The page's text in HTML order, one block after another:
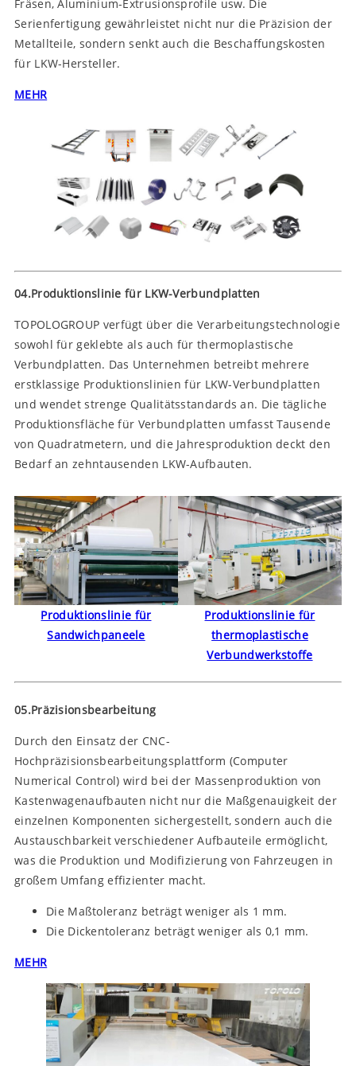
Fräsen, Aluminium-Extrusionsprofile usw. Die
Serienfertigung gewährleistet nicht nur die Präzision der
Metallteile, sondern senkt auch die Beschaffungskosten
für LKW-Hersteller.
MEHR
04.Produktionslinie für LKW-Verbundplatten
TOPOLOGROUP verfügt über die Verarbeitungstechnologie
sowohl für geklebte als auch für thermoplastische
Verbundplatten. Das Unternehmen betreibt mehrere
erstklassige Produktionslinien für LKW-Verbundplatten
und wendet strenge Qualitätsstandards an. Die tägliche
Produktionsfläche für Verbundplatten umfasst Tausende
von Quadratmetern, und die Jahresproduktion deckt den
Bedarf an zehntausenden LKW-Aufbauten.
Produktionslinie für
Sandwichpaneele
Produktionslinie für
thermoplastische
Verbundwerkstoffe
05.Präzisionsbearbeitung
Durch den Einsatz der CNC-
Hochpräzisionsbearbeitungsplattform (Computer
Numerical Control) wird bei der Massenproduktion von
Kastenwagenaufbauten nicht nur die Maßgenauigkeit der
einzelnen Komponenten sichergestellt, sondern auch die
Austauschbarkeit verschiedener Aufbauteile ermöglicht,
was die Produktion und Modifizierung von Fahrzeugen in
großem Umfang effizienter macht.
Die Maßtoleranz beträgt weniger als 1 mm.
Die Dickentoleranz beträgt weniger als 0,1 mm.
MEHR